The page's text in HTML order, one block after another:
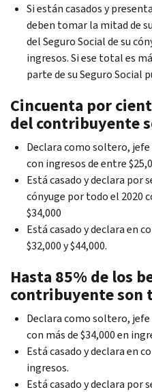
Si están casados y
deben tomar la mitad de
del Seguro Social de su
ingresos. Si ese total es
parte de su Seguro Social
Cincuenta por
del contribuyente
Declara como soltero,
con ingresos de entre
Está casado y declara por
cónyuge por todo el 2020
$34,000
Está casado y declara en
$32,000 y $44,000.
Hasta 85% de los
contribuyente son
Declara como soltero,
con más de $34,000 en
Está casado y declara en
ingresos.
Está casado y declara por